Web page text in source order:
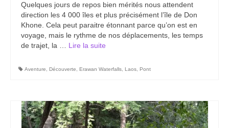
Carte du Cambodge
Cambodge – Infos
Toutes à l’école
Paludisme au Cambodge
France
Quelques jours de repos bien mérités nous attendent
direction les 4 000 îles et plus précisément l’île de Don
Khone. Cela peut paraitre étonnant parce qu’on est en
voyage, mais le rythme de nos déplacements, les temps
de trajet, la … Lire la suite­­
Aventure Découverte Erawan Waterfalls Laos Pont